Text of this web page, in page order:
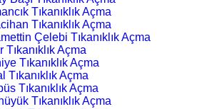
Tıkanıklık Açma
Tıkanıklık Açma
Çelebi Tıkanıklık Açma
Tıkanıklık Açma
Tıkanıklık Açma
Tıkanıklık Açma
Tıkanıklık Açma
Tıkanıklık Açma